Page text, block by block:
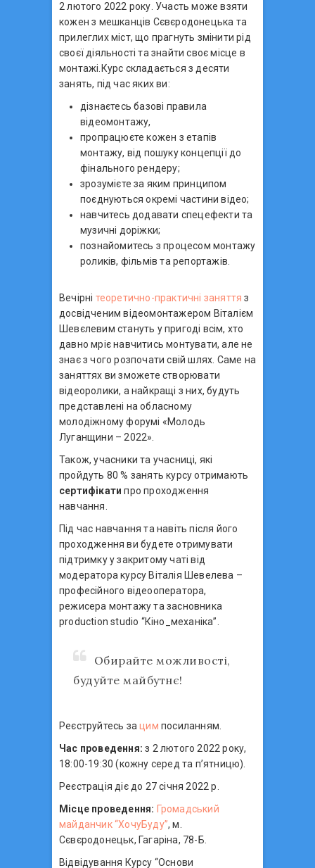
2 лютого 2022 року. Участь може взяти
кожен з мешканців Сєвєродонецька та
прилеглих міст, що прагнуть змінити рід
своєї діяльності та знайти своє місце в
монтажі.Курс складається з десяти
занять, під час яких ви:
дізнаєтесь базові правила
відеомонтажу,
пропрацюєте кожен з етапів
монтажу, від пошуку концепції до
фінального рендеру;
зрозумієте за яким принципом
поєднуються окремі частини відео;
навчитесь додавати спецефекти та
музичні доріжки;
познайомитесь з процесом монтажу
роликів, фільмів та репортажів.
Вечірні теоретично-практичні заняття з
досвідченим відеомонтажером Віталієм
Шевєлевим стануть у пригоді всім, хто
давно мріє навчитись монтувати, але не
знає з чого розпочати свій шлях. Саме на
заняттях ви зможете створювати
відеоролики, а найкращі з них, будуть
представлені на обласному
молодіжному форумі «Молодь
Луганщини – 2022».
Також, учасники та учасниці, які
пройдуть 80 % занять курсу отримають
сертифікатипро проходження
навчання.
Під час навчання та навіть після його
проходження ви будете отримувати
підтримку у закритому чаті від
модератора курсу Віталія Шевелева –
професійного відеооператора,
режисера монтажу та засновника
production studio “Кіно_механіка”.
Обирайте можливості,
будуйте майбутнє!
Реєструйтесь зацим посиланням.
Час проведення: з 2 лютого 2022 року,
18:00-19:30 (кожну серед та п’ятницю).
Реєстрація діє до 27 січня 2022 р.⠀
Місце проведення: Громадський
майданчик “ХочуБуду”, м.
Сєвєродонецьк, Гагаріна, 78-Б.
Відвідування Курсу “Основи